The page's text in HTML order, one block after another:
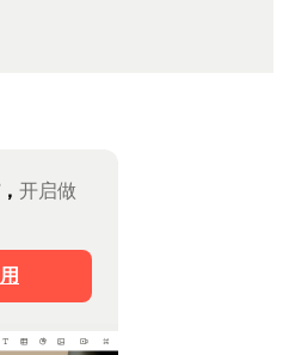
开启做